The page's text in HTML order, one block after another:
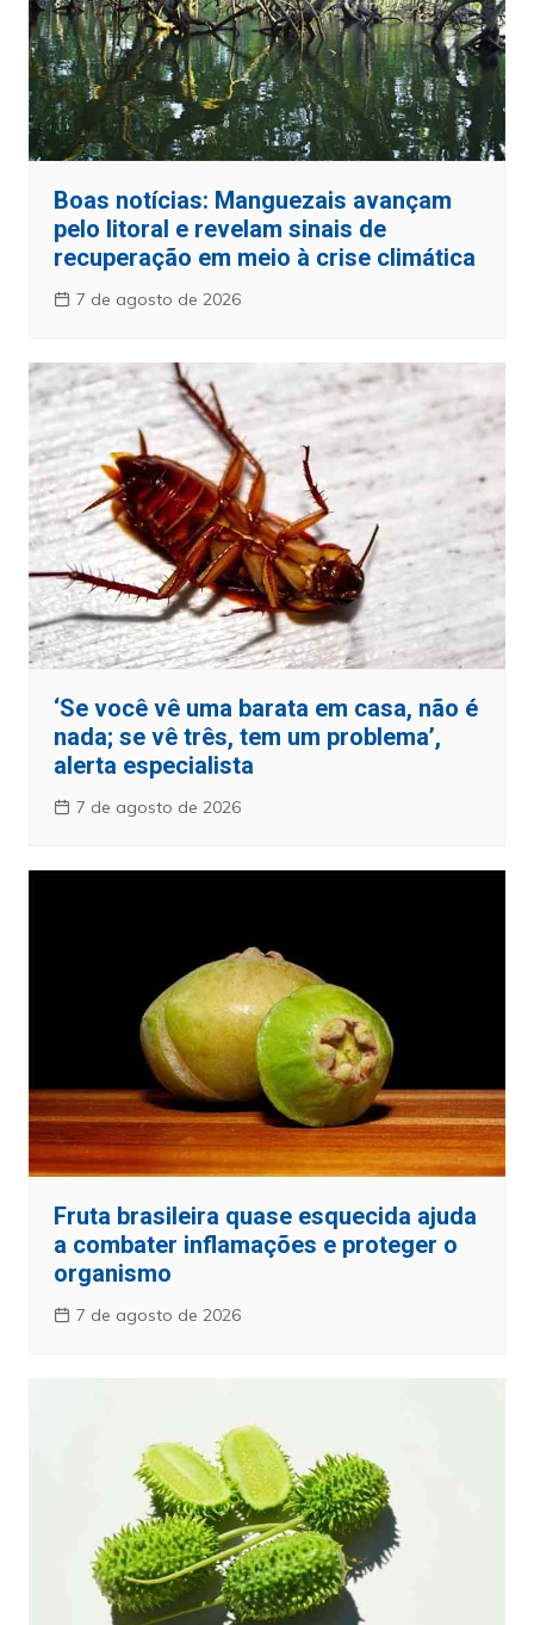
Boas notícias: Manguezais avançam
pelo litoral e revelam sinais de
recuperação em meio à crise climática
7 de agosto de 2026
‘Se você vê uma barata em casa, não é
nada; se vê três, tem um problema’,
alerta especialista
7 de agosto de 2026
Fruta brasileira quase esquecida ajuda
a combater inflamações e proteger o
organismo
7 de agosto de 2026